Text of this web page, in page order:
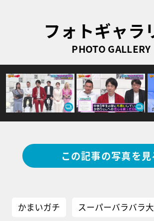
フォトギャラ
PHOTO GALLERY
この記事の写真を見
かまいガチ スーパーバラバラ